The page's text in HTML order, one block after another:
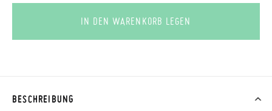
IN DEN WARENKORB LEGEN
BESCHREIBUNG